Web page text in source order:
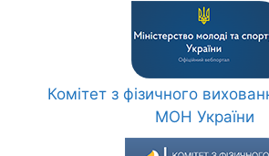
Комітет з фізичного
МОН України